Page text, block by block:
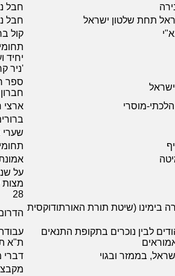
חבל
תחת שלטון ישראל
חבל
קול
יחיד
'ניר
ישראל
ספר
חברון
מוסרי
ארצי
שערי
תחומין
אמונת עתיך 74
על
28
בימינו (שיטת תורת האורתודוקסית
לבין נוכרים בתקופת התנאים
ת"א
בממזר ובגוי